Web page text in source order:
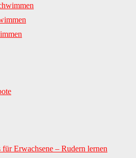
für Erwachsene – Rudern lernen